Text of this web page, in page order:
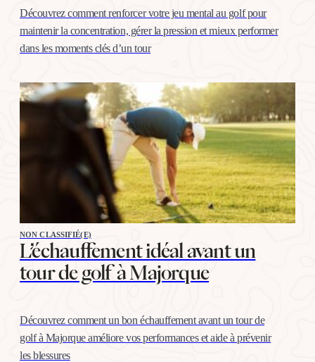
Découvrez comment renforcer votre jeu mental au golf pour
maintenir la concentration, gérer la pression et mieux performer
dans les moments clés d’un tour
NON CLASSIFIÉ(E)
L’échauffement idéal avant un
tour de golf à Majorque
Découvrez comment un bon échauffement avant un tour de
golf à Majorque améliore vos performances et aide à prévenir
les blessures